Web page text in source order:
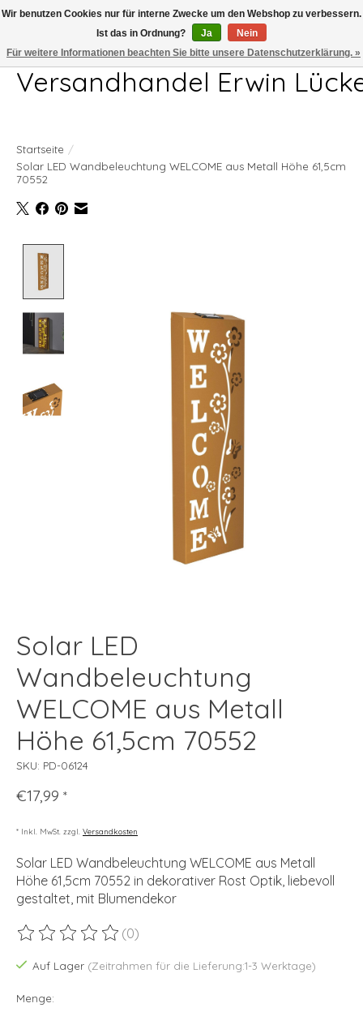
Telefon 04407 715872 MO-DO 7.00-17.00Uhr FR 7.00-13.00Uhr
Versandhandel Erwin
Startseite /
Solar LED Wandbeleuchtung WELCOME aus Metall Höhe 61,5cm
70552
Solar LED
Wandbeleuchtung
WELCOME aus Metall
Höhe 61,5cm 70552
SKU: PD-06124
€17,99 *
* Inkl. MwSt. zzgl. Versandkosten
Solar LED Wandbeleuchtung WELCOME aus Metall
Höhe 61,5cm 70552 in dekorativer Rost Optik, liebevoll
gestaltet, mit Blumendekor
Die Bewertung dieses Produkts ist
(0)
Auf Lager (Zeitrahmen für die Lieferung:1-3 Werktage)
Menge:
Wir benutzen Cookies nur für interne Zwecke um den Webshop zu verbessern.
Ist das in Ordnung?
Ja
Nein
Für weitere Informationen beachten Sie bitte unsere Datenschutzerklärung. »